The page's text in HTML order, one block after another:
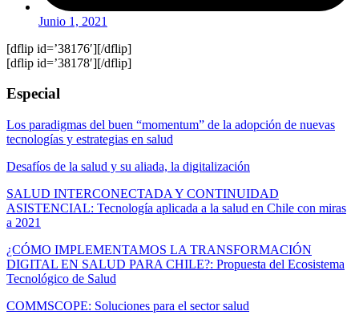
Junio 1, 2021
[dflip id=’38176′][/dflip]
[dflip id=’38178′][/dflip]
Especial
Los paradigmas del buen “momentum” de la adopción de nuevas
tecnologías y estrategias en salud
Desafíos de la salud y su aliada, la digitalización
SALUD INTERCONECTADA Y CONTINUIDAD
ASISTENCIAL: Tecnología aplicada a la salud en Chile con miras
a 2021
¿CÓMO IMPLEMENTAMOS LA TRANSFORMACIÓN
DIGITAL EN SALUD PARA CHILE?: Propuesta del Ecosistema
Tecnológico de Salud
COMMSCOPE: Soluciones para el sector salud